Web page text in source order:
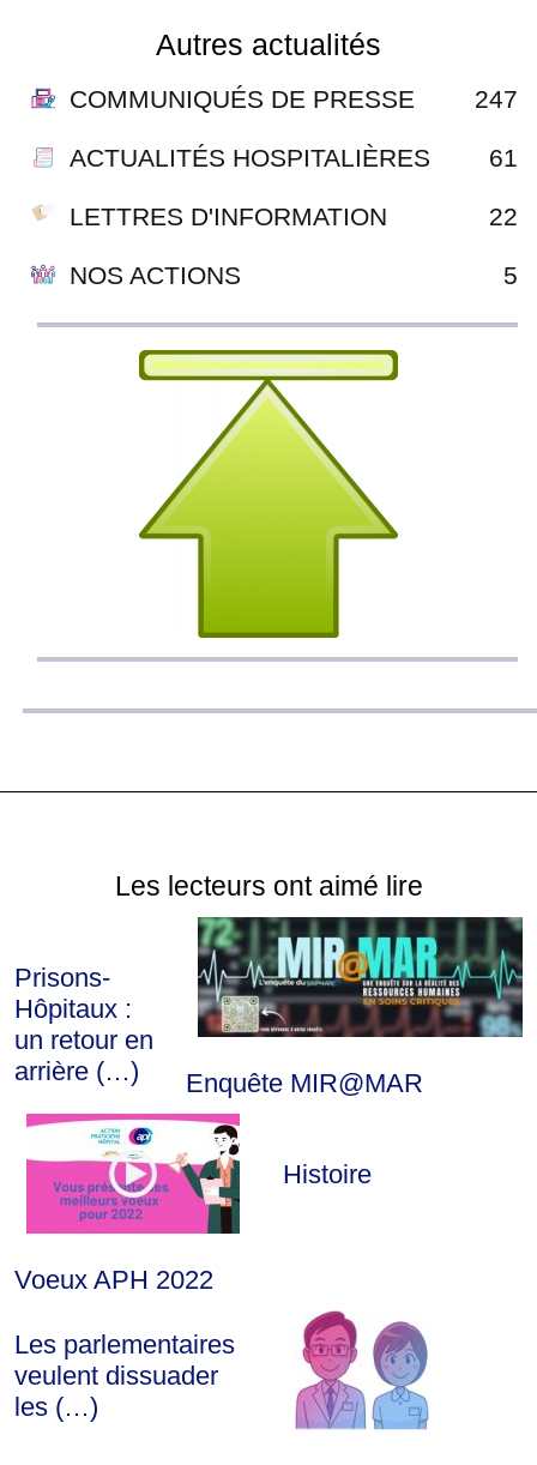
Autres actualités
COMMUNIQUÉS DE PRESSE 247
ACTUALITÉS HOSPITALIÈRES 61
LETTRES D'INFORMATION 22
NOS ACTIONS 5
Les lecteurs ont aimé lire
Prisons-
Hôpitaux :
un retour en
arrière (…)
Enquête MIR@MAR
Voeux APH 2022
Histoire
Les parlementaires
veulent dissuader
les (…)